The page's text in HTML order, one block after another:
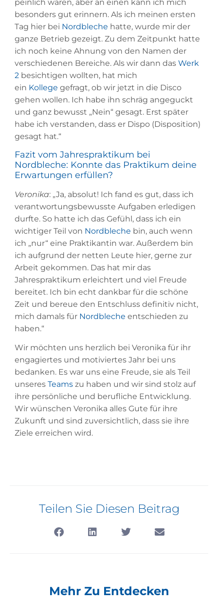
peinlich waren, aber an einen kann ich mich
besonders gut erinnern. Als ich meinen ersten
Tag hier bei Nordbleche hatte, wurde mir der
ganze Betrieb gezeigt. Zu dem Zeitpunkt hatte
ich noch keine Ahnung von den Namen der
verschiedenen Bereiche. Als wir dann das Werk
2 besichtigen wollten, hat mich
ein Kollege gefragt, ob wir jetzt in die Disco
gehen wollen. Ich habe ihn schräg angeguckt
und ganz bewusst „Nein“ gesagt. Erst später
habe ich verstanden, dass er Dispo (Disposition)
gesagt hat.“
Fazit vom Jahrespraktikum bei
Nordbleche: Konnte das Praktikum deine
Erwartungen erfüllen?
Veronika: „Ja, absolut! Ich fand es gut, dass ich
verantwortungsbewusste Aufgaben erledigen
durfte. So hatte ich das Gefühl, dass ich ein
wichtiger Teil von Nordbleche bin, auch wenn
ich „nur“ eine Praktikantin war. Außerdem bin
ich aufgrund der netten Leute hier, gerne zur
Arbeit gekommen. Das hat mir das
Jahrespraktikum erleichtert und viel Freude
bereitet. Ich bin echt dankbar für die schöne
Zeit und bereue den Entschluss definitiv nicht,
mich damals für Nordbleche entschieden zu
haben.“
Wir möchten uns herzlich bei Veronika für ihr
engagiertes und motiviertes Jahr bei uns
bedanken. Es war uns eine Freude, sie als Teil
unseres Teams zu haben und wir sind stolz auf
ihre persönliche und berufliche Entwicklung.
Wir wünschen Veronika alles Gute für ihre
Zukunft und sind zuversichtlich, dass sie ihre
Ziele erreichen wird.
Teilen Sie Diesen Beitrag
Mehr Zu Entdecken